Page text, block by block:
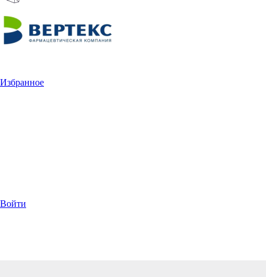
Избранное
Войти